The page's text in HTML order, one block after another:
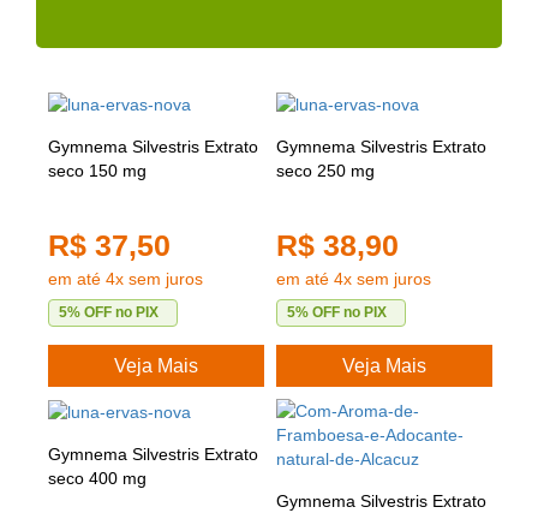
Gymnema Silvestris Extrato
seco 150 mg
R$ 37,50
em até 4x sem juros
5% OFF no PIX
Veja Mais
Gymnema Silvestris Extrato
seco 250 mg
R$ 38,90
em até 4x sem juros
5% OFF no PIX
Veja Mais
Gymnema Silvestris Extrato
seco 400 mg
Gymnema Silvestris Extrato